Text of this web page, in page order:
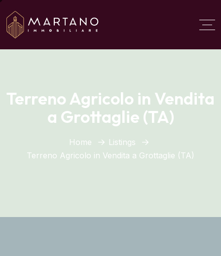
Aggiungi qui il testo del
titolo
Terreno Agricolo in Vendita
a Grottaglie (TA)
Home
Listings
Terreno Agricolo in Vendita a Grottaglie (TA)